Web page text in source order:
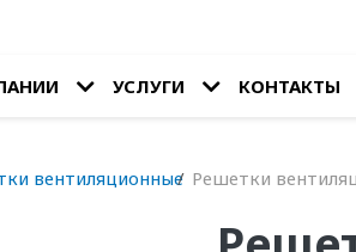
УСЛУГИ КОНТАКТЫ
вентиляционные Решетки